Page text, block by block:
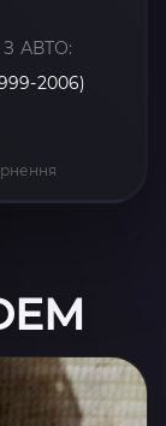
АВТО:
2006)